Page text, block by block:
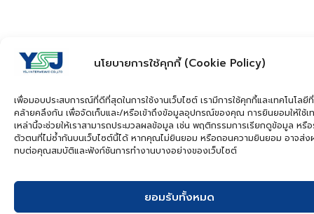
นโยบายการใช้คุกกี้ (Cookie Policy)
เพื่อมอบประสบการณ์ที่ดีที่สุดในการใช้งานเว็บไซต์ เรามีการใช้คุกกี้และเทคโนโลยีที่
คล้ายคลึงกัน เพื่อจัดเก็บและ/หรือเข้าถึงข้อมูลอุปกรณ์ของคุณ การยินยอมให้ใช้เ
เหล่านี้จะช่วยให้เราสามารถประมวลผลข้อมูล เช่น พฤติกรรมการเรียกดูข้อมูล หรื
ตัวตนที่ไม่ซ้ำกันบนเว็บไซต์นี้ได้ หากคุณไม่ยินยอม หรือถอนความยินยอม อาจส่ง
ทบต่อคุณสมบัติและฟังก์ชันการทำงานบางอย่างของเว็บไซต์
ยอมรับทั้งหมด